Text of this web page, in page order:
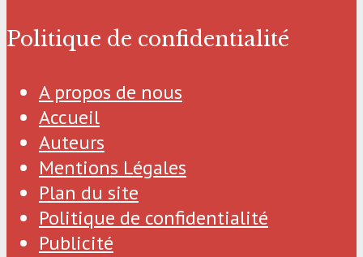
Politique de confidentialité
A propos de nous
Accueil
Auteurs
Mentions Légales
Plan du site
Politique de confidentialité
Publicité